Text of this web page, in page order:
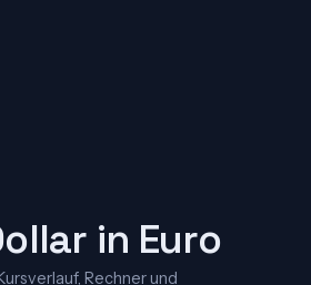
in Euro
Rechner und